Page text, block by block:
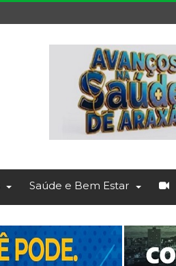
Saúde e Bem Estar